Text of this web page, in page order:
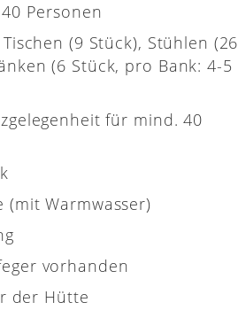
Personen
(9 Stück), Stühlen (26
(6 Stück, pro Bank: 4-5
für mind. 40
(mit Warmwasser)
vorhanden
der Hütte